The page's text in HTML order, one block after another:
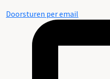
Doorsturen per email